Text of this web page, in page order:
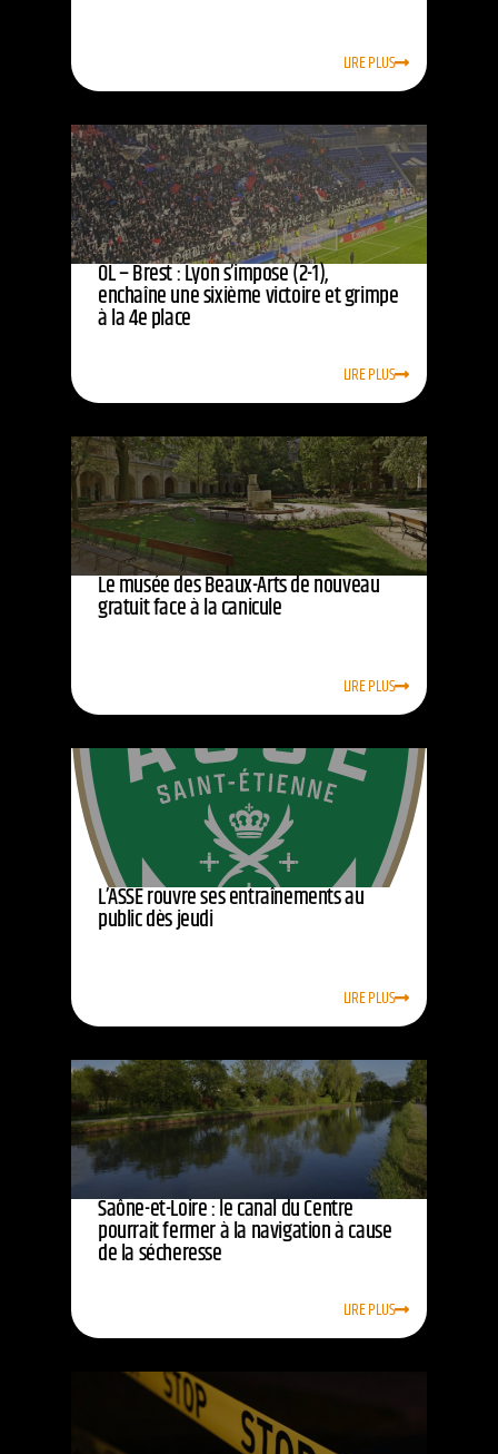
LIRE PLUS
OL – Brest : Lyon s’impose (2-1),
enchaîne une sixième victoire et grimpe
à la 4e place
LIRE PLUS
Le musée des Beaux-Arts de nouveau
gratuit face à la canicule
LIRE PLUS
L’ASSE rouvre ses entraînements au
public dès jeudi
LIRE PLUS
Saône-et-Loire : le canal du Centre
pourrait fermer à la navigation à cause
de la sécheresse
LIRE PLUS